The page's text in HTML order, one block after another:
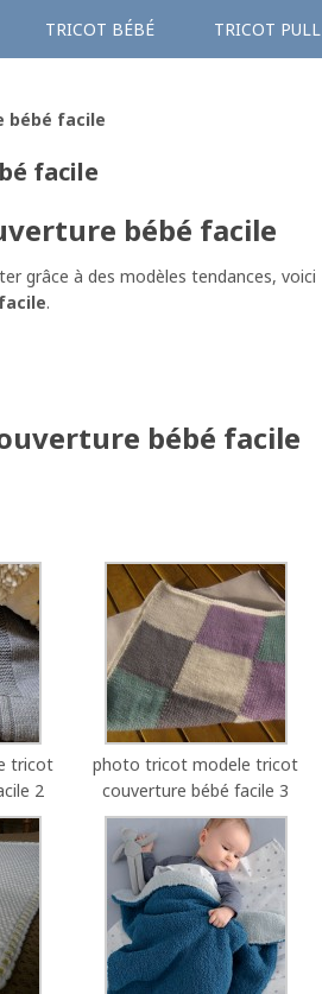
TRICOT BÉBÉ TRICOT PULL
bébé facile
facile
bébé facile
grâce à des modèles tendances, voici
.
bébé facile
tricot
2
photo tricot modele tricot
couverture bébé facile 3